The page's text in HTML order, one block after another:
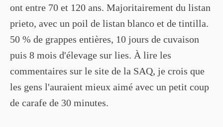
ont entre 70 et 120 ans. Majoritairement du listan
prieto, avec un poil de listan blanco et de tintilla.
50 % de grappes entières, 10 jours de cuvaison
puis 8 mois d'élevage sur lies. À lire les
commentaires sur le site de la SAQ, je crois que
les gens l'auraient mieux aimé avec un petit coup
de carafe de 30 minutes.